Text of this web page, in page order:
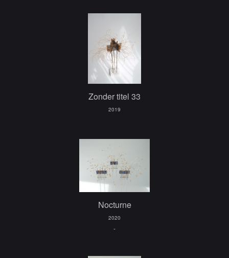
Zonder titel 33
2019
Nocturne
2020
-